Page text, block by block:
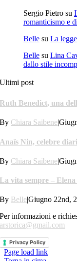
Sergio Pietro su
romanticismo e
Belle su La
Belle su Lina
dallo stile
Ultimi post
Ruth Benedict, una
By Chiara Saibene|
Anaïs Nin, celebre
By Chiara Saibene|
La vita sempre –
By Belle|Giugno 22nd,
Per informazioni e
arstorica@gmail.com
Privacy Policy
Page load link